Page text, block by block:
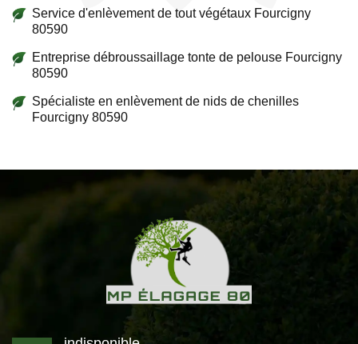
Service d'enlèvement de tout végétaux Fourcigny
80590
Entreprise débroussaillage tonte de pelouse Fourcigny
80590
Spécialiste en enlèvement de nids de chenilles
Fourcigny 80590